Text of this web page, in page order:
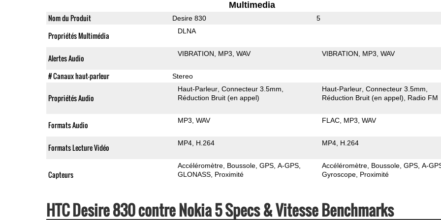
Multimedia
Nom du Produit Desire 830 5
Propriétés Multimédia DLNA
Alertes Audio VIBRATION MP3 WAV VIBRATION MP3 WAV
# Canaux haut-parleur Stereo
Propriétés Audio
Haut-Parleur Connecteur 3.5mm
Réduction Bruit (en appel)
Haut-Parleur Connecteur 3.5mm
Réduction Bruit (en appel)
Radio FM
Formats Audio MP3 WAV FLAC MP3 WAV
Formats Lecture Vidéo MP4 H.264 MP4 H.264
Capteurs
Accéléromètre Boussole GPS A-GPS
GLONASS Proximité
Accéléromètre Boussole GPS A-
Gyroscope Proximité
HTC Desire 830 contre Nokia 5 Specs & Vitesse Benchmarks